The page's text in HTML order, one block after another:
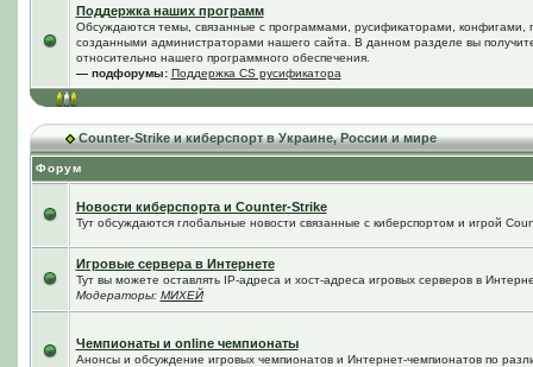
Поддержка наших программ
Обсуждаются темы, связанные с программами, русификаторами, конфигами,
созданными администраторами нашего сайта. В данном разделе вы
относительно нашего программного обеспечения.
— подфорумы: Поддержка CS русификатора
Counter-Strike и киберспорт в Украине, России и мире
Форум
Новости киберспорта и Counter-Strike
Тут обсуждаются глобальные новости связанные с киберспортом и игрой
Игровые сервера в Интернете
Тут вы можете оставлять IP-адреса и хост-адреса игровых серверов в
Модераторы: МИХЕЙ
Чемпионаты и online чемпионаты
Анонсы и обсуждение игровых чемпионатов и Интернет-чемпионатов по